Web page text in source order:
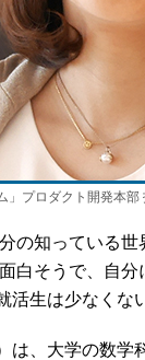
」プロダクト開発本
の知っている世
白そうで、自
生は少なくな
、大学の数学